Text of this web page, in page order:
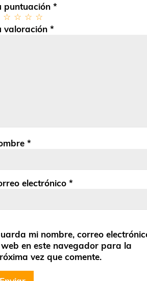
puntuación *
valoración *
*
electrónico *
mi nombre, correo
en este navegador para la
vez que comente.